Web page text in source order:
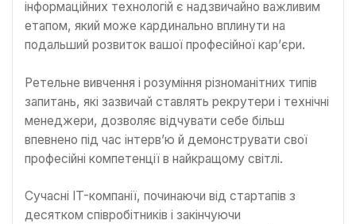
інформаційних технологій є надзвичайно важливим
етапом, який може кардинально вплинути на
подальший розвиток вашої професійної кар’єри.
Ретельне вивчення і розуміння різноманітних типів
запитань, які зазвичай ставлять рекрутери і технічні
менеджери, дозволяє відчувати себе більш
впевнено під час інтерв’ю й демонструвати свої
професійні компетенції в найкращому світлі.
Сучасні IT-компанії, починаючи від стартапів з
десятком співробітників і закінчуючи